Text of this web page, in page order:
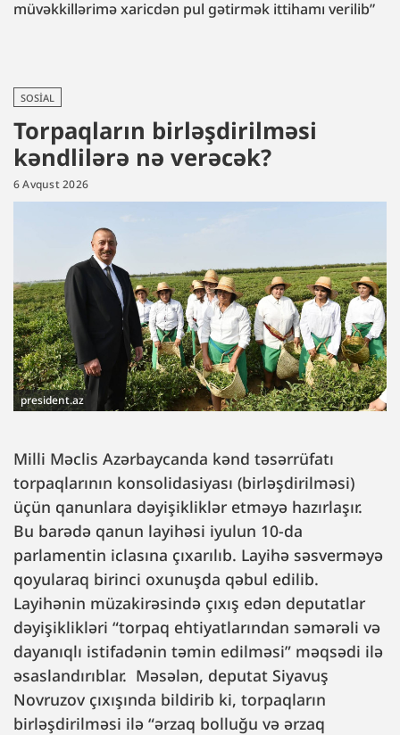
müvəkkillərimə xaricdən pul gətirmək ittihamı verilib”
SOSIAL
Torpaqların birləşdirilməsi
kəndlilərə nə verəcək?
6 Avqust 2026
president.az
Milli Məclis Azərbaycanda kənd təsərrüfatı
torpaqlarının konsolidasiyası (birləşdirilməsi)
üçün qanunlara dəyişikliklər etməyə hazırlaşır.
Bu barədə qanun layihəsi iyulun 10-da
parlamentin iclasına çıxarılıb. Layihə səsverməyə
qoyularaq birinci oxunuşda qəbul edilib.
Layihənin müzakirəsində çıxış edən deputatlar
dəyişiklikləri “torpaq ehtiyatlarından səmərəli və
dayanıqlı istifadənin təmin edilməsi” məqsədi ilə
əsaslandırıblar. Məsələn, deputat Siyavuş
Novruzov çıxışında bildirib ki, torpaqların
birləşdirilməsi ilə “ərzaq bolluğu və ərzaq